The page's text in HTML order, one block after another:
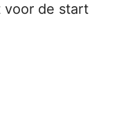
voor de start